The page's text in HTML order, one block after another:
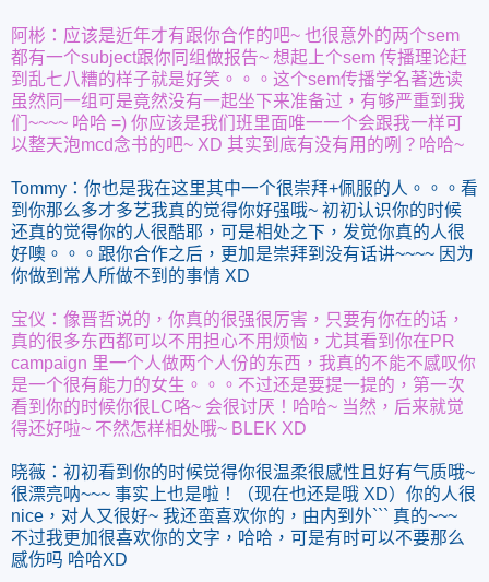
阿彬：应该是近年才有跟你合作的吧~ 也很意外的两个sem
都有一个subject跟你同组做报告~ 想起上个sem 传播理论赶
到乱七八糟的样子就是好笑。。。这个sem传播学名著选读
虽然同一组可是竟然没有一起坐下来准备过，有够严重到我
们~~~~ 哈哈 =) 你应该是我们班里面唯一一个会跟我一样可
以整天泡mcd念书的吧~ XD 其实到底有没有用的咧？哈哈~
Tommy：你也是我在这里其中一个很崇拜+佩服的人。。。看
到你那么多才多艺我真的觉得你好强哦~ 初初认识你的时候
还真的觉得你的人很酷耶，可是相处之下，发觉你真的人很
好噢。。。跟你合作之后，更加是崇拜到没有话讲~~~~ 因为
你做到常人所做不到的事情 XD
宝仪：像晋哲说的，你真的很强很厉害，只要有你在的话，
真的很多东西都可以不用担心不用烦恼，尤其看到你在PR
campaign 里一个人做两个人份的东西，我真的不能不感叹你
是一个很有能力的女生。。。不过还是要提一提的，第一次
看到你的时候你很LC咯~ 会很讨厌！哈哈~ 当然，后来就觉
得还好啦~ 不然怎样相处哦~ BLEK XD
晓薇：初初看到你的时候觉得你很温柔很感性且好有气质哦~
很漂亮呐~~~ 事实上也是啦！（现在也还是哦 XD）你的人很
nice，对人又很好~ 我还蛮喜欢你的，由内到外``` 真的~~~
不过我更加很喜欢你的文字，哈哈，可是有时可以不要那么
感伤吗 哈哈XD